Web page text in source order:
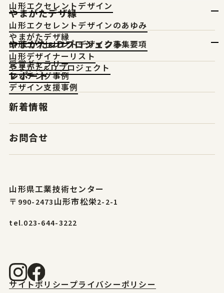
山形エクセレントデザイン
山形エクセレントデザインのあゆみ
山形エクセレントデザイン募集要項
受賞ギャラリー
やまがたデザ縁
やまがたデザ縁
山形デザイナーリスト
マッチング事例
やまがた&Ｄプロジェクト
やまがた&Ｄプロジェクト
デザイン支援事例
レポート
新着情報
お問合せ
山形県工業技術センター
〒990-2473山形市松栄2-2-1
tel.023-644-3222
サイトポリシープライバシーポリシー